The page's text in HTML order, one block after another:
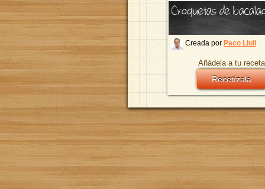
Croquetas de
Creada por Paco Llull
Añádela a tu
Recetízala